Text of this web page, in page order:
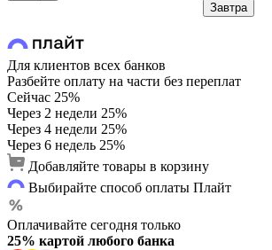
Завтра
Для клиентов всех банков
Разбейте оплату на части без переплат
Сейчас 25%
Через 2 недели 25%
Через 4 недели 25%
Через 6 недель 25%
Добавляйте товары в корзину
Выбирайте способ оплаты Плайт
Оплачивайте сегодня только
25% картой любого банка